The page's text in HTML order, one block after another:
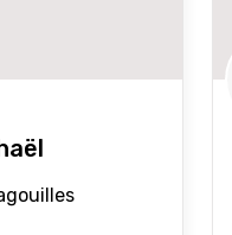
et
Validation du
des acquéreurs
de
travaillé et